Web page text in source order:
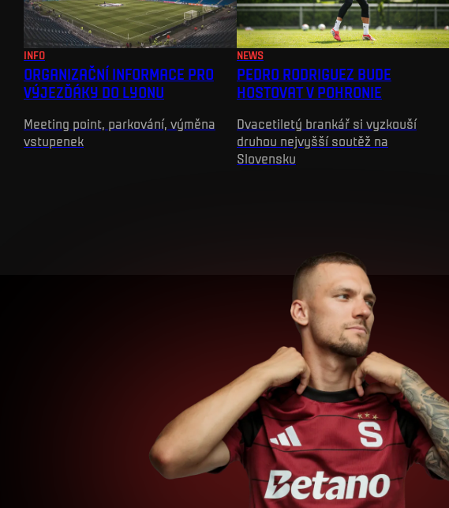
INFO
ORGANIZAČNÍ INFORMACE PRO
VÝJEZĎÁKY DO LYONU
Meeting point, parkování, výměna
vstupenek
NEWS
PEDRO RODRIGUEZ BUDE
HOSTOVAT V POHRONIE
Dvacetiletý brankář si vyzkouší
druhou nejvyšší soutěž na
Slovensku